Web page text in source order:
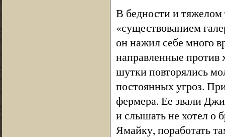
В бедности и тяжелом
«существованием
он нажил себе много
направленные против
шутки повторялись
постоянных угроз.
фермера. Ее звали
и слышать не хотел о
Ямайку, поработать